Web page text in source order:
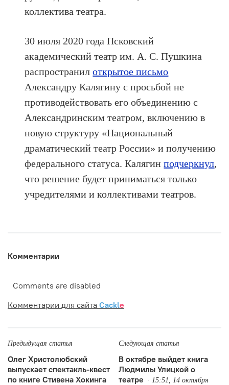
коллектива театра.
30 июля 2020 года Псковский
академический театр им. А. С. Пушкина
распространилоткрытое письмо
Александру Калягину с просьбой не
противодействовать его объединению с
Александринским театром, включению в
новую структуру «Национальный
драматический театр России» и получению
федерального статуса. Калягинподчеркнул,
что решение будет приниматься только
учредителями и коллективами театров.
Комментарии
Comments are disabled
Комментарии для сайта Cackle
Предыдущая статья
Олег Христолюбский
выпускает спектакль-квест
по книге Стивена Хокинга
Следующая статья
В октябре выйдет книга
Людмилы Улицкой о
театре
15:51, 14 октября